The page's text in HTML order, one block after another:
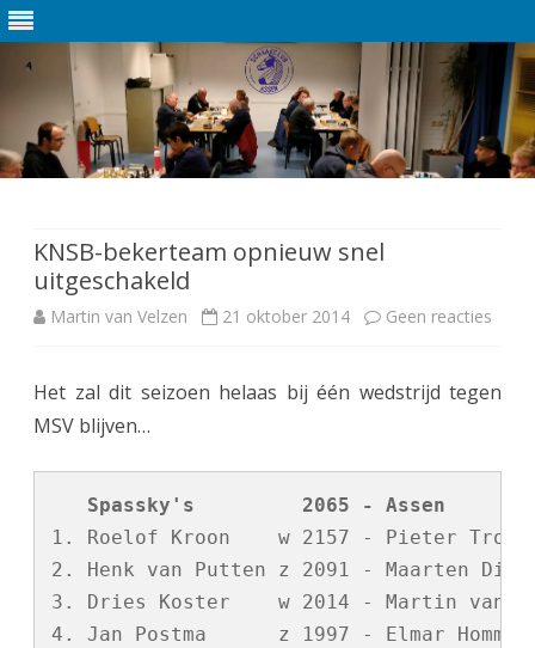
de
inhoud
KNSB-bekerteam opnieuw snel
uitgeschakeld
Martin van Velzen 21 oktober 2014 Geen reacties
K
-
b
Het zal dit seizoen helaas bij één wedstrijd tegen
MSV blijven…
Spassky's         2065 - Assen
1. Roelof Kroon    w 2157 - Pieter
2. Henk van Putten z 2091 - Maarten
3. Dries Koster    w 2014 - Martin van